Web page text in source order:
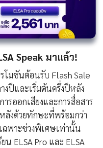
Speak มาแล้ว!
โมชันต้อนรับ Flash Sale
ปีและเริ่มต้นครึ่งปีหลัง
รออกเสียงและการสื่อสาร
ลังด้วยทักษะที่พร้อมกว่า
ฉพาะช่วงพิเศษเท่านั้น
ELSA Pro และ ELSA